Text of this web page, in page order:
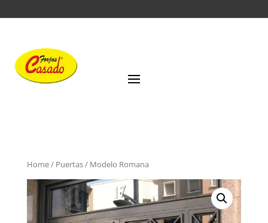
Home/ Puertas/ Modelo Romana